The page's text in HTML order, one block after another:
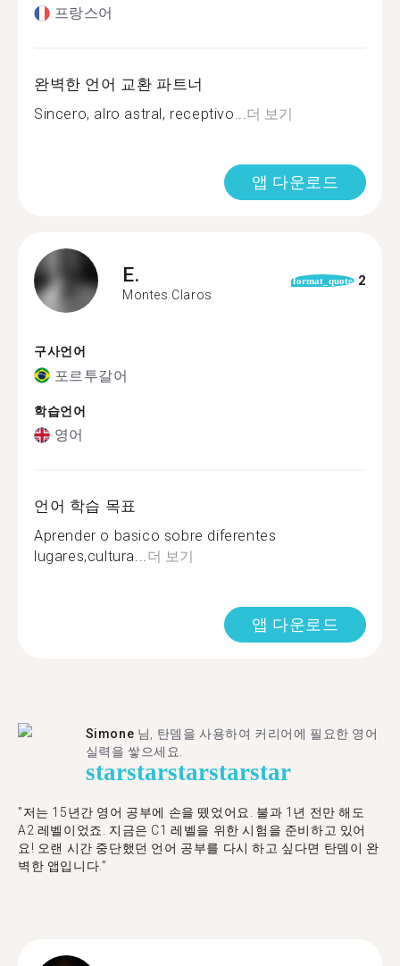
프랑스어
완벽한 언어 교환 파트너
Sincero, alro astral, receptivo...더 보기
앱 다운로드
E.
Montes Claros
format_quote 2
구사언어
포르투갈어
학습언어
영어
언어 학습 목표
Aprender o basico sobre diferentes
lugares,cultura...더 보기
앱 다운로드
Simone 님, 탄뎀을 사용하여 커리어에 필요한 영어
실력을 쌓으세요.
starstarstarstarstar
"저는 15년간 영어 공부에 손을 뗐었어요. 불과 1년 전만 해도
A2 레벨이었죠. 지금은 C1 레벨을 위한 시험을 준비하고 있어
요! 오랜 시간 중단했던 언어 공부를 다시 하고 싶다면 탄뎀이 완
벽한 앱입니다."